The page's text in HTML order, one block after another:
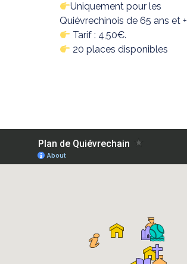
Uniquement pour les
Quiévrechinois de 65 ans et
Tarif : 4,50€.
20 places disponibles